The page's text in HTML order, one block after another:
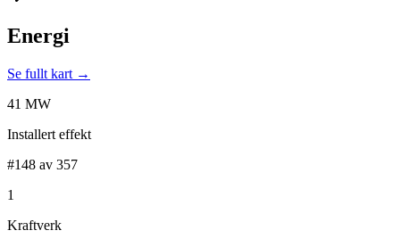
Energi
Se fullt kart →
41 MW
Installert effekt
#148 av 357
1
Kraftverk